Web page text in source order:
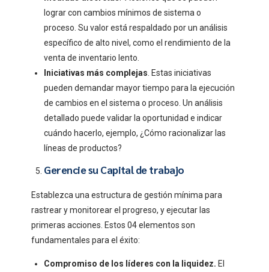
lograr con cambios mínimos de sistema o
proceso. Su valor está respaldado por un análisis
específico de alto nivel, como el rendimiento de la
venta de inventario lento.
Iniciativas más complejas . Estas iniciativas
pueden demandar mayor tiempo para la ejecución
de cambios en el sistema o proceso. Un análisis
detallado puede validar la oportunidad e indicar
cuándo hacerlo, ejemplo, ¿Cómo racionalizar las
líneas de productos?
Gerencie su Capital de trabajo
Establezca una estructura de gestión mínima para
rastrear y monitorear el progreso, y ejecutar las
primeras acciones. Estos 04 elementos son
fundamentales para el éxito:
Compromiso de los líderes con la liquidez. El